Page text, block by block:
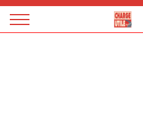
Magazine
Panneau de gestion des cookies